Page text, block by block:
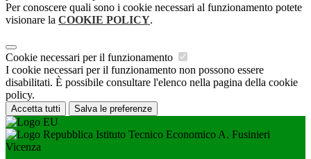
Per conoscere quali sono i cookie necessari al funzionamento potete
visionare la COOKIE POLICY.
Cookie necessari per il funzionamento
I cookie necessari per il funzionamento non possono essere
disabilitati. È possibile consultare l'elenco nella pagina della cookie
policy.
Accetta tutti Salva le preferenze
Istituto Tecnico Economico A. Fusinieri
Vicenza